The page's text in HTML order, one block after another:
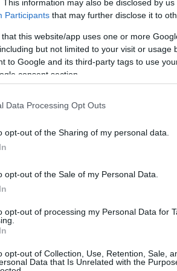
This information may also be disclosed by
Participants that may further disclose it to
this website/app uses one or more
but not limited to your visit or usage
to Google and its third-party tags to use
consent section.
Data Processing Opt Outs
opt-out of the Sharing of my personal data.
opt-out of the Sale of my Personal Data.
opt-out of processing my Personal Data for
opt-out of Collection, Use, Retention, Sale,
Data that Is Unrelated with the
όσο και σε
ανοίγει τον δρόμο και
που αναζητούν σταθερή
την ύλη και την
ΕΣΔΙέχει ανεβάσει όλη
πρόγραμμα του οργανισμού
ο μεγαλύτερος φορέας